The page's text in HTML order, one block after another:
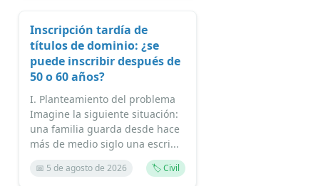
Inscripción tardía de
títulos de dominio: ¿se
puede inscribir después de
50 o 60 años?
I. Planteamiento del problema
Imagine la siguiente situación:
una familia guarda desde hace
más de medio siglo una escri...
📅 5 de agosto de 2026 🏷️ Civil